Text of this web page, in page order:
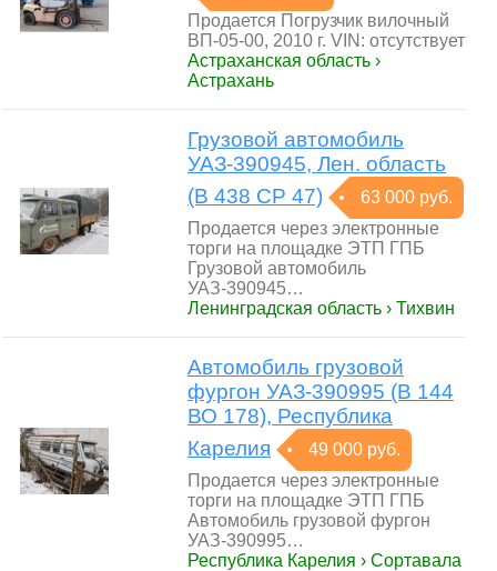
Продается Погрузчик вилочный
ВП-05-00, 2010 г. VIN: отсутствует
Астраханская область ›
Астрахань
Грузовой автомобиль
УАЗ-390945, Лен. область
(В 438 СР 47)
63 000 руб.
Продается через электронные
торги на площадке ЭТП ГПБ
Грузовой автомобиль
УАЗ-390945…
Ленинградская область › Тихвин
Автомобиль грузовой
фургон УАЗ-390995 (В 144
ВО 178), Республика
Карелия
49 000 руб.
Продается через электронные
торги на площадке ЭТП ГПБ
Автомобиль грузовой фургон
УАЗ-390995…
Республика Карелия › Сортавала